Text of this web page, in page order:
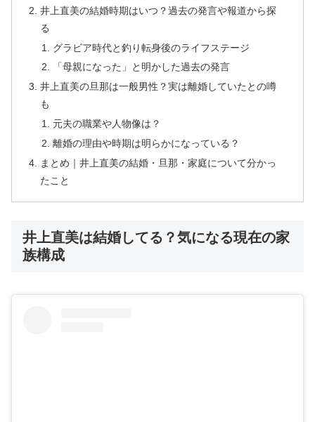
井上直美の結婚時期はいつ？過去の発言や報道から探
る
グラビア時代と釣り転身後のライフステージ
「母親になった」と明かした過去の発言
井上直美の旦那は一般男性？実は離婚していたとの噂
も
元夫の職業や人物像は？
離婚の理由や時期は明らかになっている？
まとめ｜井上直美の結婚・旦那・家庭について分かっ
たこと
井上直美は結婚してる？気になる現在の家
族構成